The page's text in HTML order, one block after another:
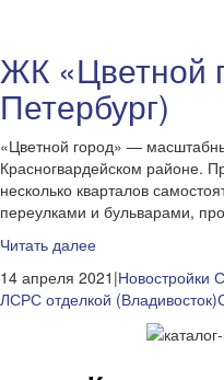
ЖК «Цветной
Петербург)
«Цветной город» —
Красногвардейском районе.
несколько кварталов
переулками и бульварами,
Читать далее
14 апреля 2021|Новостройки
ЛСРС отделкой (Владивосток)